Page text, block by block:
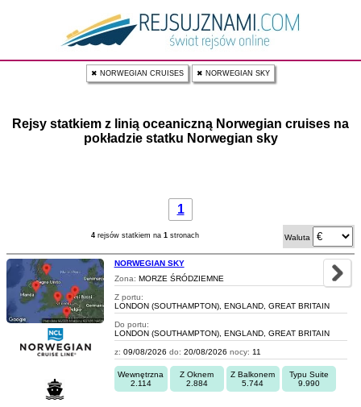
✖ NORWEGIAN CRUISES ✖ NORWEGIAN SKY
Rejsy statkiem z linią oceaniczną Norwegian cruises na
pokładzie statku Norwegian sky
1
4rejsów statkiem na 1stronach Waluta
NORWEGIAN SKY
Zona: MORZE ŚRÓDZIEMNE
Z portu:
LONDON (SOUTHAMPTON), ENGLAND, GREAT BRITAIN
Do portu:
LONDON (SOUTHAMPTON), ENGLAND, GREAT BRITAIN
z: 09/08/2026 do: 20/08/2026 nocy: 11
Wewnętrzna
2.114
Z Oknem
2.884
Z Balkonem
5.744
Typu Suite
9.990